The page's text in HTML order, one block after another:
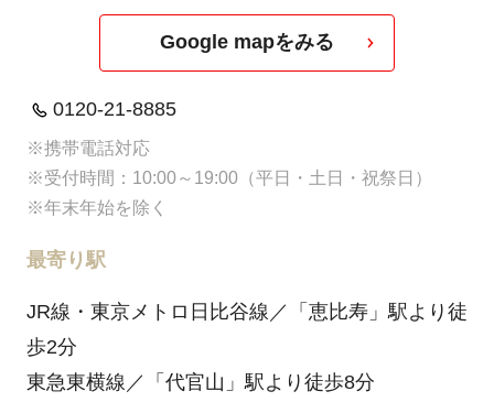
Google mapをみる
0120-21-8885
※携帯電話対応
※受付時間：10:00～19:00（平日・土日・祝祭日）
※年末年始を除く
最寄り駅
JR線・東京メトロ日比谷線／「恵比寿」駅より徒
歩2分
東急東横線／「代官山」駅より徒歩8分